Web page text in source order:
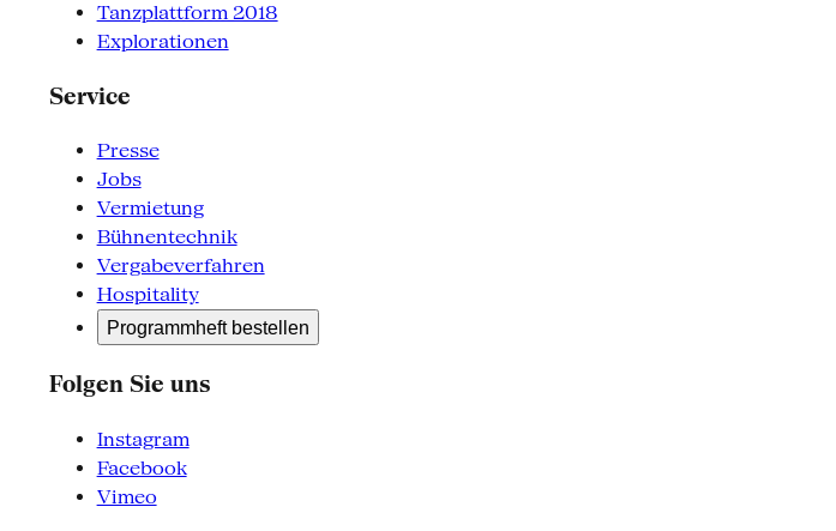
Tanzplattform 2018
Explorationen
Service
Presse
Jobs
Vermietung
Bühnentechnik
Vergabeverfahren
Hospitality
Programmheft bestellen
Folgen Sie uns
Instagram
Facebook
Vimeo